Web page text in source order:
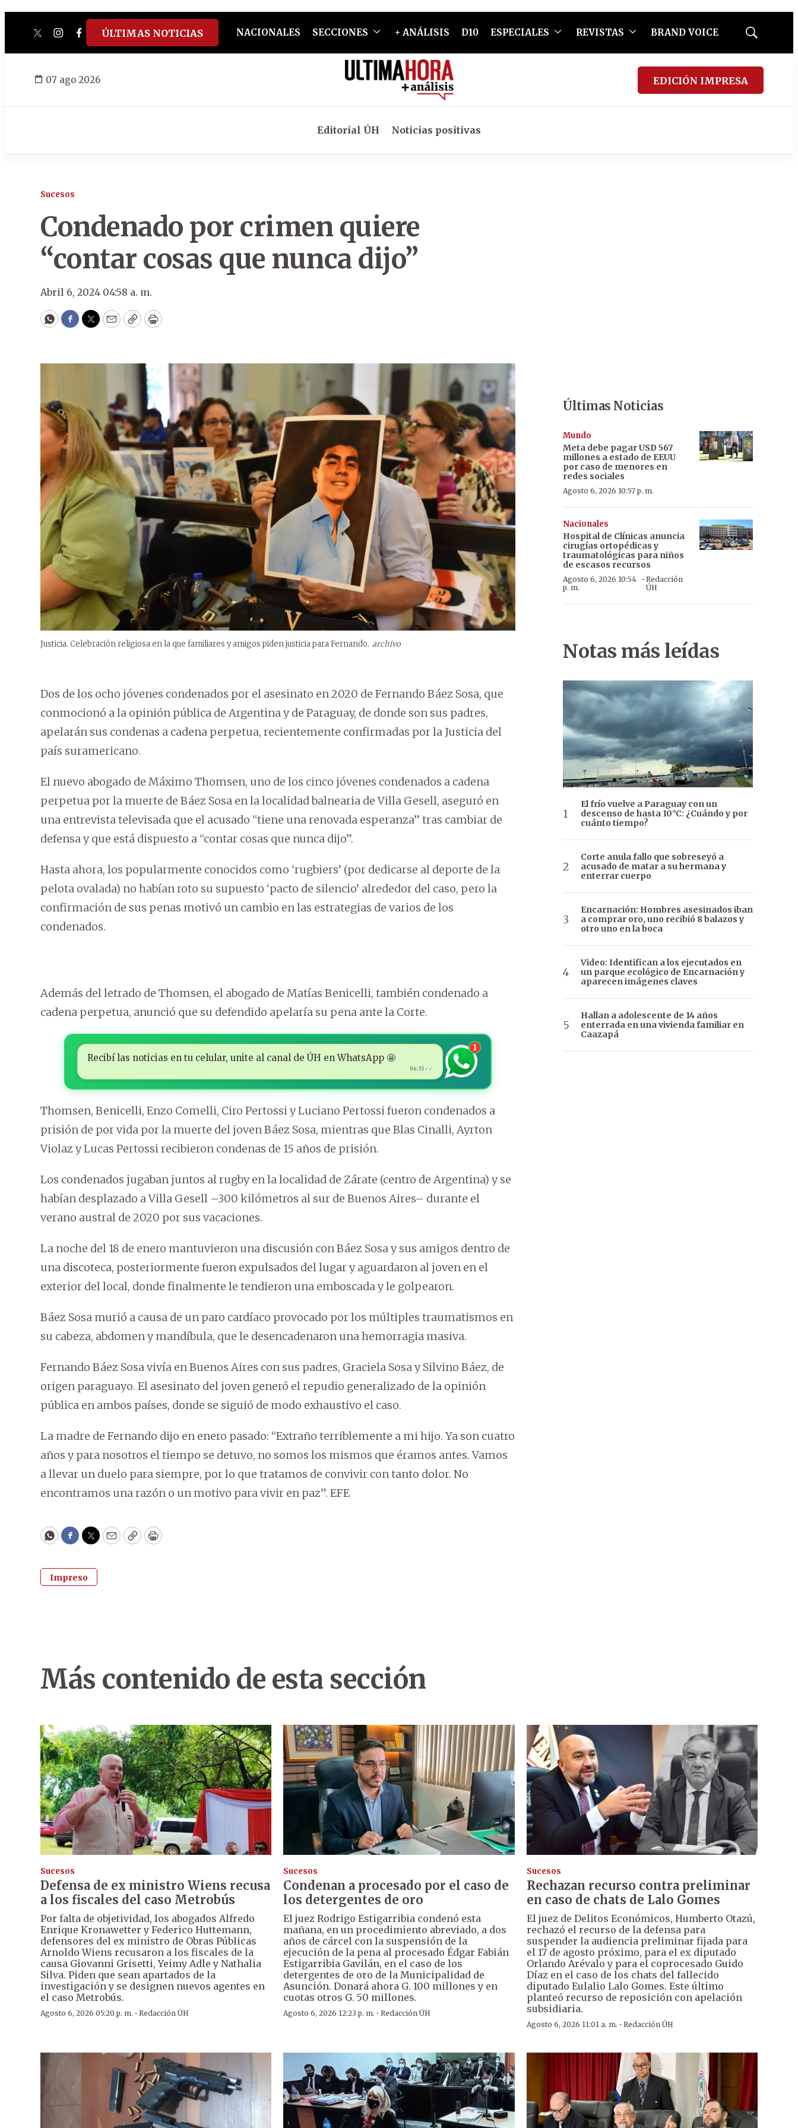
twitterinstagram
facebook
tiktokyoutube
spotify
ÚLTIMAS NOTICIAS NACIONALES SECCIONES + ANÁLISIS D10 ESPECIALES REVISTAS BRAND VOICE
Mostrar
07 ago 2026 EDICIÓN IMPRESA
Editorial ÚH Noticias positivas
Sucesos
Condenado por crimen quiere
“contar cosas que nunca dijo”
Abril 6, 2024 04:58 a. m.
WhatsApp
Facebook
Twitter
EmailCopyPrint
Justicia. Celebración religiosa en la que familiares y amigos piden justicia para Fernando. archivo
Dos de los ocho jóvenes condenados por el asesinato en 2020 de Fernando Báez Sosa, que
conmocionó a la opinión pública de Argentina y de Paraguay, de donde son sus padres,
apelarán sus condenas a cadena perpetua, recientemente confirmadas por la Justicia del
país suramericano.
El nuevo abogado de Máximo Thomsen, uno de los cinco jóvenes condenados a cadena
perpetua por la muerte de Báez Sosa en la localidad balnearia de Villa Gesell, aseguró en
una entrevista televisada que el acusado “tiene una renovada esperanza” tras cambiar de
defensa y que está dispuesto a “contar cosas que nunca dijo”.
Hasta ahora, los popularmente conocidos como ‘rugbiers’ (por dedicarse al deporte de la
pelota ovalada) no habían roto su supuesto ‘pacto de silencio’ alrededor del caso, pero la
confirmación de sus penas motivó un cambio en las estrategias de varios de los
condenados.
Además del letrado de Thomsen, el abogado de Matías Benicelli, también condenado a
cadena perpetua, anunció que su defendido apelaría su pena ante la Corte.
Recibí las noticias en tu celular, unite al canal de ÚH en WhatsApp 🤩
06:35 ✓✓
1
Thomsen, Benicelli, Enzo Comelli, Ciro Pertossi y Luciano Pertossi fueron condenados a
prisión de por vida por la muerte del joven Báez Sosa, mientras que Blas Cinalli, Ayrton
Violaz y Lucas Pertossi recibieron condenas de 15 años de prisión.
Los condenados jugaban juntos al rugby en la localidad de Zárate (centro de Argentina) y se
habían desplazado a Villa Gesell –300 kilómetros al sur de Buenos Aires– durante el
verano austral de 2020 por sus vacaciones.
La noche del 18 de enero mantuvieron una discusión con Báez Sosa y sus amigos dentro de
una discoteca, posteriormente fueron expulsados del lugar y aguardaron al joven en el
exterior del local, donde finalmente le tendieron una emboscada y le golpearon.
Báez Sosa murió a causa de un paro cardíaco provocado por los múltiples traumatismos en
su cabeza, abdomen y mandíbula, que le desencadenaron una hemorragia masiva.
Fernando Báez Sosa vivía en Buenos Aires con sus padres, Graciela Sosa y Silvino Báez, de
origen paraguayo. El asesinato del joven generó el repudio generalizado de la opinión
pública en ambos países, donde se siguió de modo exhaustivo el caso.
La madre de Fernando dijo en enero pasado: “Extraño terriblemente a mi hijo. Ya son cuatro
años y para nosotros el tiempo se detuvo, no somos los mismos que éramos antes. Vamos
a llevar un duelo para siempre, por lo que tratamos de convivir con tanto dolor. No
encontramos una razón o un motivo para vivir en paz”. EFE
WhatsApp
Facebook
Twitter
EmailCopyPrint
Impreso
Últimas Noticias
Mundo
Meta debe pagar USD 567
millones a estado de EEUU
por caso de menores en
redes sociales
Agosto 6, 2026 10:57 p. m.
Nacionales
Hospital de Clínicas anuncia
cirugías ortopédicas y
traumatológicas para niños
de escasos recursos
Agosto 6, 2026 10:54
p. m.
· Redacción
ÚH
Notas más leídas
El frío vuelve a Paraguay con un
descenso de hasta 10°C: ¿Cuándo y por
cuánto tiempo?
Corte anula fallo que sobreseyó a
acusado de matar a su hermana y
enterrar cuerpo
Encarnación: Hombres asesinados iban
a comprar oro, uno recibió 8 balazos y
otro uno en la boca
Video: Identifican a los ejecutados en
un parque ecológico de Encarnación y
aparecen imágenes claves
Hallan a adolescente de 14 años
enterrada en una vivienda familiar en
Caazapá
Más contenido de esta sección
Sucesos
Defensa de ex ministro Wiens recusa
a los fiscales del caso Metrobús
Por falta de objetividad, los abogados Alfredo
Enrique Kronawetter y Federico Huttemann,
defensores del ex ministro de Obras Públicas
Arnoldo Wiens recusaron a los fiscales de la
causa Giovanni Grisetti, Yeimy Adle y Nathalia
Silva. Piden que sean apartados de la
investigación y se designen nuevos agentes en
el caso Metrobús.
Agosto 6, 2026 05:20 p. m. · Redacción ÚH
Sucesos
Condenan a procesado por el caso de
los detergentes de oro
El juez Rodrigo Estigarribia condenó esta
mañana, en un procedimiento abreviado, a dos
años de cárcel con la suspensión de la
ejecución de la pena al procesado Édgar Fabián
Estigarribia Gavilán, en el caso de los
detergentes de oro de la Municipalidad de
Asunción. Donará ahora G. 100 millones y en
cuotas otros G. 50 millones.
Agosto 6, 2026 12:23 p. m. ·Redacción ÚH
Sucesos
Rechazan recurso contra preliminar
en caso de chats de Lalo Gomes
El juez de Delitos Económicos, Humberto Otazú,
rechazó el recurso de la defensa para
suspender la audiencia preliminar fijada para
el 17 de agosto próximo, para el ex diputado
Orlando Arévalo y para el coprocesado Guido
Díaz en el caso de los chats del fallecido
diputado Eulalio Lalo Gomes. Este último
planteó recurso de reposición con apelación
subsidiaria.
Agosto 6, 2026 11:01 a. m. · Redacción ÚH